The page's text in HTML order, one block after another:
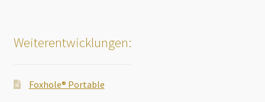
Weiterentwicklungen:
Foxhole® Portable